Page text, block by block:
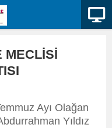
MECLİSİ
Ayı Olağan
Yıldız